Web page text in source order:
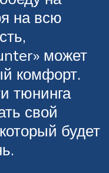
на всю
может
комфорт.
тюнинга
свой
будет